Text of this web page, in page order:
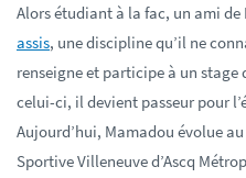
Alors étudiant à la fac, un ami
assis, une discipline qu’il ne
renseigne et participe à un stage
celui-ci, il devient passeur pour
Aujourd’hui, Mamadou évolue
Sportive Villeneuve d’Ascq